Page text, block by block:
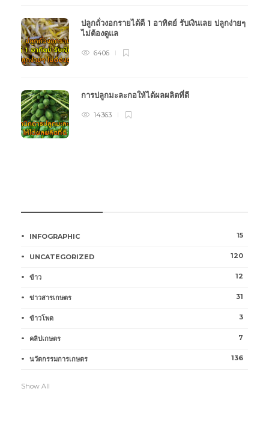
ปลูกถั่วงอกรายได้ดี 1 อาทิตย์ รับเงินเลย ปลูกง่ายๆ
ไม่ต้องดูแล
6406
การปลูกมะละกอให้ได้ผลผลิตที่ดี
14363
INFOGRAPHIC 15
UNCATEGORIZED 120
ข้าว 12
ข่าวสารเกษตร 31
ข้าวโพด 3
คลิปเกษตร 7
นวัตกรรมการเกษตร 136
Show All